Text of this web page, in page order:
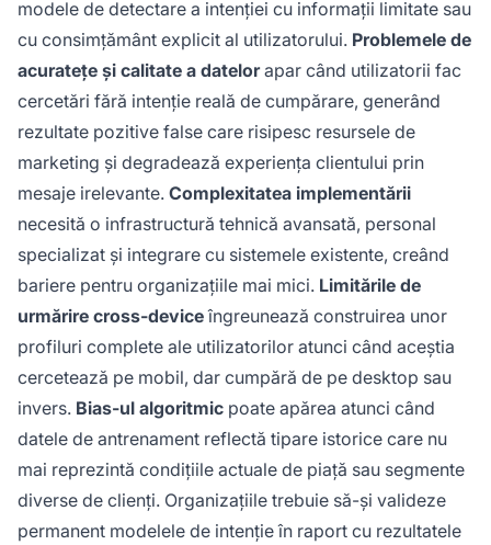
modele de detectare a intenției cu informații limitate sau
cu consimțământ explicit al utilizatorului. Problemele de
acuratețe și calitate a datelorapar când utilizatorii fac
cercetări fără intenție reală de cumpărare, generând
rezultate pozitive false care risipesc resursele de
marketing și degradează experiența clientului prin
mesaje irelevante. Complexitatea implementării
necesită o infrastructură tehnică avansată, personal
specializat și integrare cu sistemele existente, creând
bariere pentru organizațiile mai mici. Limitările de
urmărire cross-deviceîngreunează construirea unor
profiluri complete ale utilizatorilor atunci când aceștia
cercetează pe mobil, dar cumpără de pe desktop sau
invers. Bias-ul algoritmic poate apărea atunci când
datele de antrenament reflectă tipare istorice care nu
mai reprezintă condițiile actuale de piață sau segmente
diverse de clienți. Organizațiile trebuie să-și valideze
permanent modelele de intenție în raport cu rezultatele